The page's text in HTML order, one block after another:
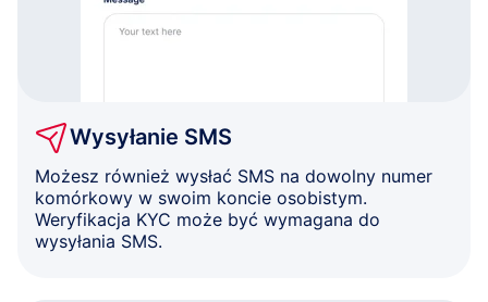
Wysyłanie SMS
Możesz również wysłać SMS na dowolny numer
komórkowy w swoim koncie osobistym.
Weryfikacja KYC może być wymagana do
wysyłania SMS.